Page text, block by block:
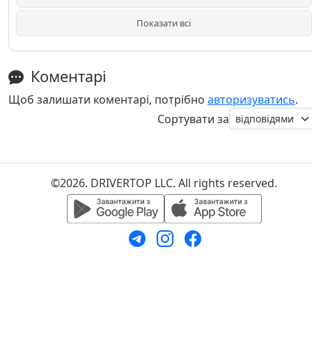
Показати всі
Коментарі
Щоб залишати коментарі, потрібно авторизуватись.
Сортувати за
©2026. DRIVERTOP LLC. All rights reserved.